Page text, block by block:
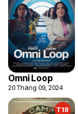
Omni Loop
20 Tháng 09, 2024
T18